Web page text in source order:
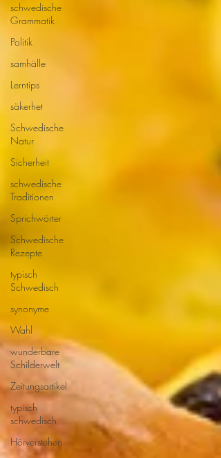
schwedische
Grammatik
Politik
samhälle
Lerntips
säkerhet
Schwedische
Natur
Sicherheit
schwedische
Traditionen
Sprichwörter
Schwedische
Rezepte
typisch
Schwedisch
synonyme
Wahl
wunderbare
Schilderwelt
Zeitungsartikel
typisch
schwedisch
Hörverstehen